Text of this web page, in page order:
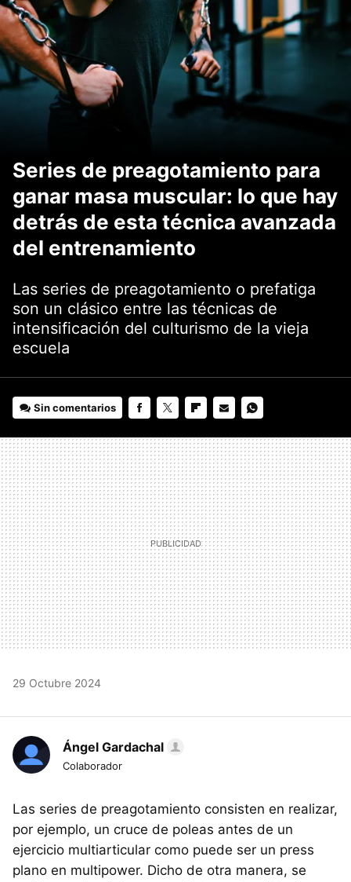
Series de preagotamiento para
ganar masa muscular: lo que hay
detrás de esta técnica avanzada
del entrenamiento
Las series de preagotamiento o prefatiga
son un clásico entre las técnicas de
intensificación del culturismo de la vieja
escuela
Sin comentarios
MAIL
29 Octubre 2024
Ángel Gardachal
Colaborador
Las series de preagotamiento consisten en realizar,
por ejemplo, un cruce de poleas antes de un
ejercicio multiarticular como puede ser un press
plano en multipower. Dicho de otra manera, se